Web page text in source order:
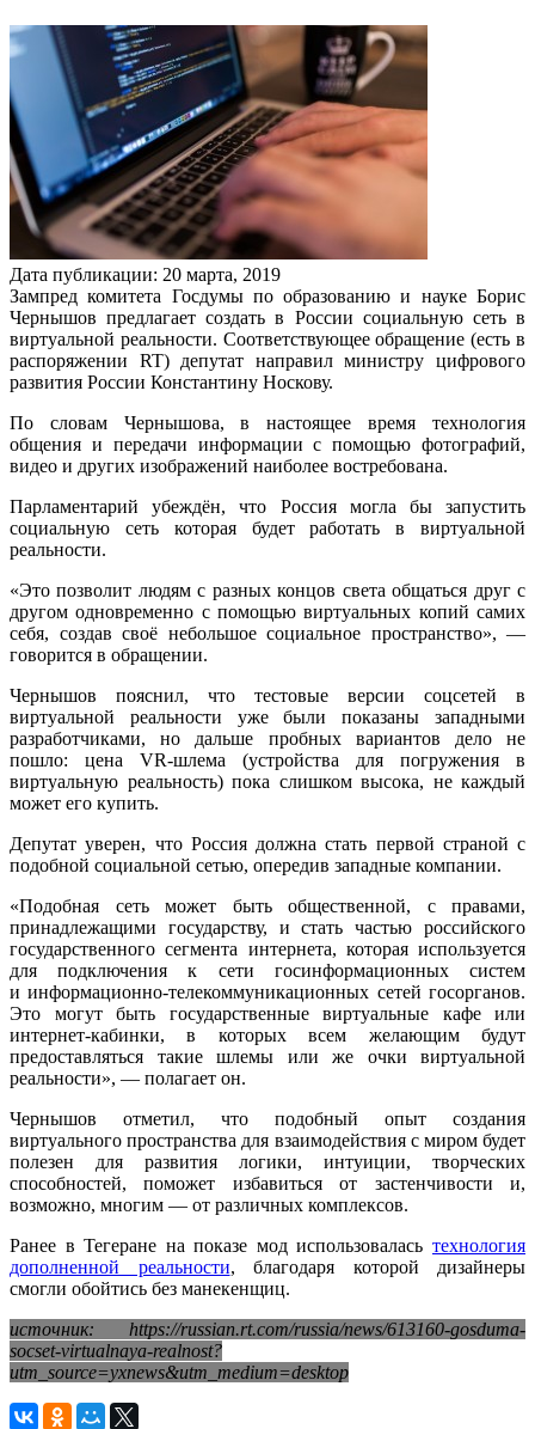
Дата публикации: 20 марта, 2019
Зампред комитета Госдумы по образованию и науке Борис
Чернышов предлагает создать в России социальную сеть в
виртуальной реальности. Соответствующее обращение (есть в
распоряжении RT) депутат направил министру цифрового
развития России Константину Носкову.
По словам Чернышова, в настоящее время технология
общения и передачи информации с помощью фотографий,
видео и других изображений наиболее востребована.
Парламентарий убеждён, что Россия могла бы запустить
социальную сеть которая будет работать в виртуальной
реальности.
«Это позволит людям с разных концов света общаться друг с
другом одновременно с помощью виртуальных копий самих
себя, создав своё небольшое социальное пространство», —
говорится в обращении.
Чернышов пояснил, что тестовые версии соцсетей в
виртуальной реальности уже были показаны западными
разработчиками, но дальше пробных вариантов дело не
пошло: цена VR-шлема (устройства для погружения в
виртуальную реальность) пока слишком высока, не каждый
может его купить.
Депутат уверен, что Россия должна стать первой страной с
подобной социальной сетью, опередив западные компании.
«Подобная сеть может быть общественной, с правами,
принадлежащими государству, и стать частью российского
государственного сегмента интернета, которая используется
для подключения к сети госинформационных систем
и информационно-телекоммуникационных сетей госорганов.
Это могут быть государственные виртуальные кафе или
интернет-кабинки, в которых всем желающим будут
предоставляться такие шлемы или же очки виртуальной
реальности», — полагает он.
Чернышов отметил, что подобный опыт создания
виртуального пространства для взаимодействия с миром будет
полезен для развития логики, интуиции, творческих
способностей, поможет избавиться от застенчивости и,
возможно, многим — от различных комплексов.
Ранее в Тегеране на показе мод использовалась технология
дополненной реальности, благодаря которой дизайнеры
смогли обойтись без манекенщиц.
источник: https://russian.rt.com/russia/news/613160-gosduma-
socset-virtualnaya-realnost?
utm_source=yxnews&utm_medium=desktop